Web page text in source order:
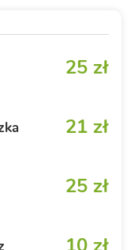
25 zł
21 zł
25 zł